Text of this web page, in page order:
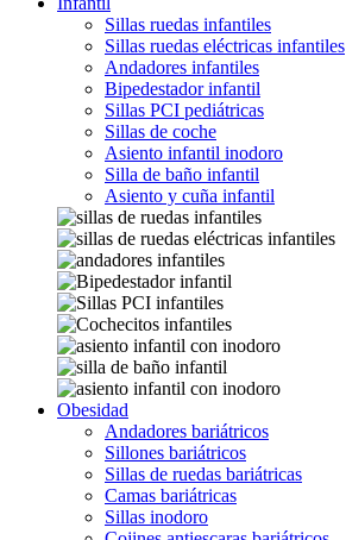
Sillas ruedas infantiles
Sillas ruedas eléctricas infantiles
Andadores infantiles
Bipedestador infantil
Sillas PCI pediátricas
Sillas de coche
Asiento infantil inodoro
Silla de baño infantil
Asiento y cuña infantil
Obesidad
Andadores bariátricos
Sillones bariátricos
Sillas de ruedas bariátricas
Camas bariátricas
Sillas inodoro